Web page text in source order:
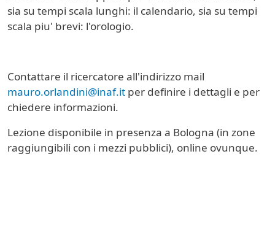
sia su tempi scala lunghi: il calendario, sia su tempi
scala piu' brevi: l'orologio.
Contattare il ricercatore all'indirizzo mail
mauro.orlandini@inaf.it per definire i dettagli e per
chiedere informazioni.
Lezione disponibile in presenza a Bologna (in zone
raggiungibili con i mezzi pubblici), online ovunque.